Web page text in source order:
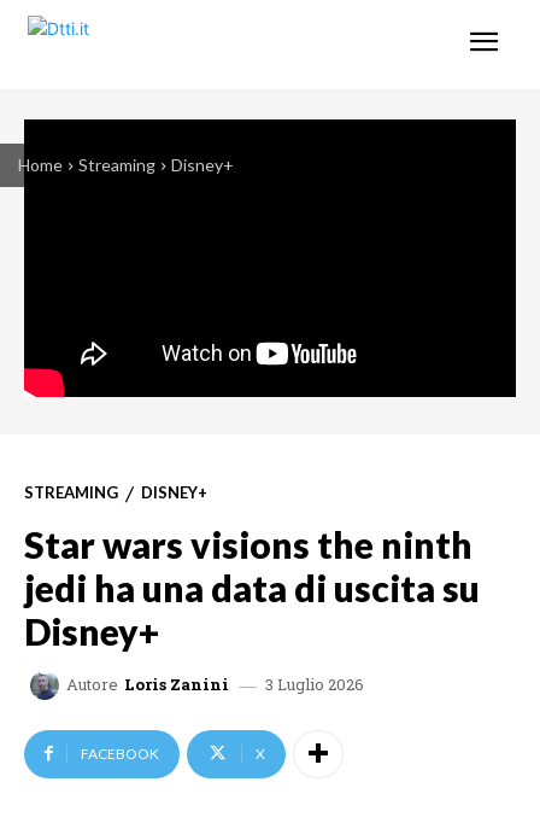
Home Streaming Disney+
STREAMING DISNEY+
Star wars visions the ninth
jedi ha una data di uscita su
Disney+
Autore Loris Zanini 3 Luglio 2026
FACEBOOK X